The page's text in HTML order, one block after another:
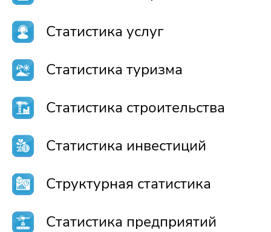
Статистика услуг
Статистика туризма
Статистика строительства
Статистика инвестиций
Структурная статистика
Статистика предприятий